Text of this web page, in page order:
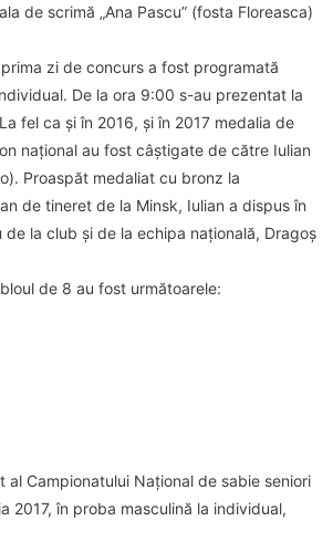
de scrimă „Ana Pascu” (fosta Floreasca)
zi de concurs a fost programată
De la ora 9:00 s-au prezentat la
fel ca și în 2016, și în 2017 medalia de
național au fost câștigate de către Iulian
Proaspăt medaliat cu bronz la
de tineret de la Minsk, Iulian a dispus în
de la club și de la echipa națională, Dragoș
de 8 au fost următoarele:
al Campionatului Național de sabie seniori
2017, în proba masculină la individual,